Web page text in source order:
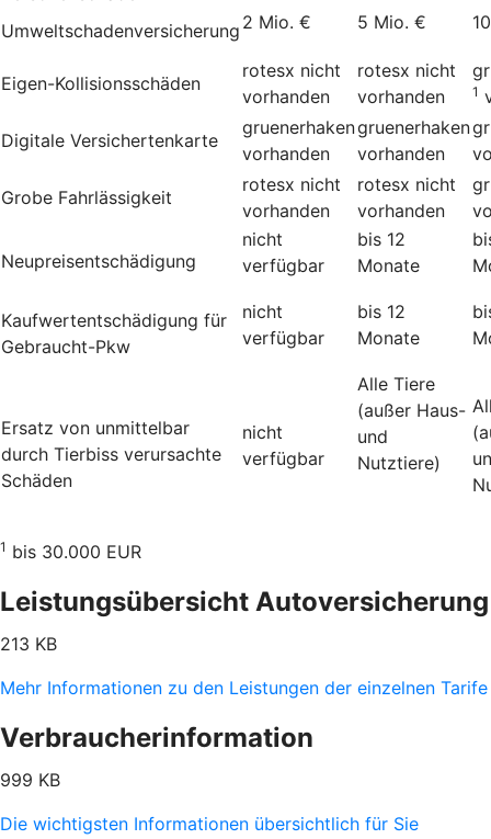
Umweltschadenversicherung 2 Mio. € 5 Mio. €
Eigen-Kollisionsschäden
rotesx nicht
vorhanden
rotesx nicht
vorhanden
1
Digitale Versichertenkarte
gruenerhaken
vorhanden
gruenerhaken
vorhanden
Grobe Fahrlässigkeit
rotesx nicht
vorhanden
rotesx nicht
vorhanden
Neupreisentschädigung
nicht
verfügbar
bis 12
Monate
Kauf­wert­entschädi­gung für
Gebraucht-Pkw
nicht
verfügbar
bis 12
Monate
Ersatz von unmittelbar
durch Tierbiss verur­sachte
Schäden
nicht
verfügbar
Alle Tiere
(außer Haus-
und
Nutztiere)
1 bis 30.000 EUR
Leistungsübersicht Autoversicherung
213 KB
Mehr Informationen zu den Leistungen der einzelnen Tarife
Verbraucherinformation
999 KB
Die wichtigsten Informationen übersichtlich für Sie